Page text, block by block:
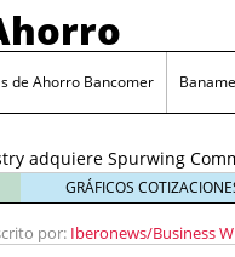
de Ahorro Bancomer
adquiere Spurwing
Pacífico en Singapur
GRÁFICOS
por: Iberonews/Business